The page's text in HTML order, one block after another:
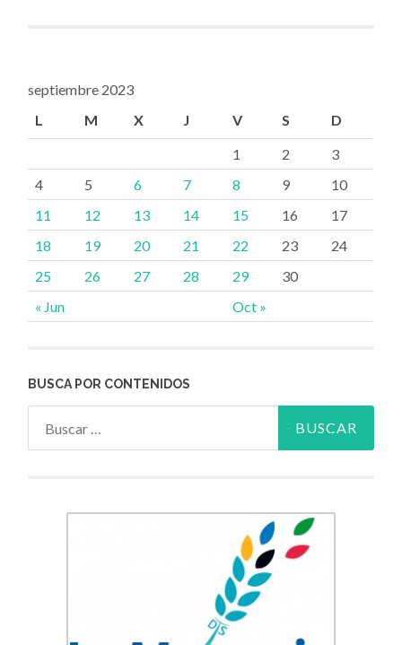
septiembre 2023
L
M X J V S D
« Jun Oct »
1 2
3
4
5 6 7 8 9
10
11
12 13 14 15 16
17
18
19 20 21 22 23
24
25
26 27 28 29 30
BUSCA POR CONTENIDOS